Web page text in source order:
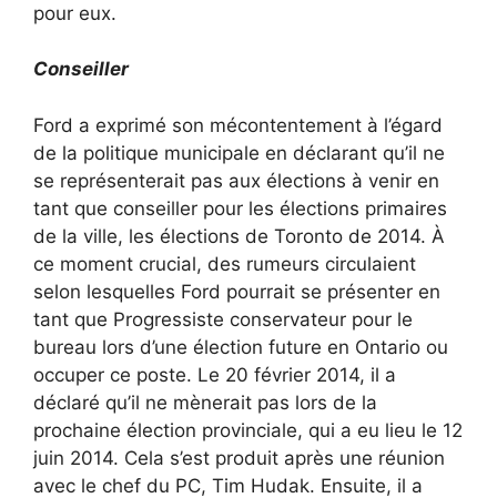
pour eux.
Conseiller
Ford a exprimé son mécontentement à l’égard
de la politique municipale en déclarant qu’il ne
se représenterait pas aux élections à venir en
tant que conseiller pour les élections primaires
de la ville, les élections de Toronto de 2014. À
ce moment crucial, des rumeurs circulaient
selon lesquelles Ford pourrait se présenter en
tant que Progressiste conservateur pour le
bureau lors d’une élection future en Ontario ou
occuper ce poste. Le 20 février 2014, il a
déclaré qu’il ne mènerait pas lors de la
prochaine élection provinciale, qui a eu lieu le 12
juin 2014. Cela s’est produit après une réunion
avec le chef du PC, Tim Hudak. Ensuite, il a